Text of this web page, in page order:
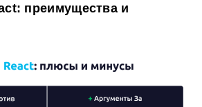
преимущества и